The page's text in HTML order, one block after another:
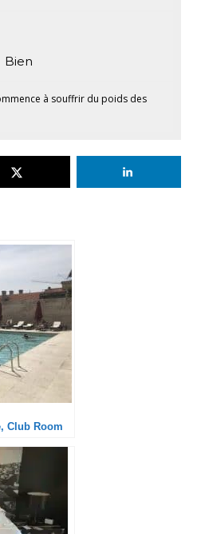
Bien
à souffrir du poids des
Club Room